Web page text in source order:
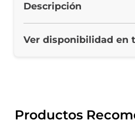
Descripción
Ver disponibilidad en
Productos